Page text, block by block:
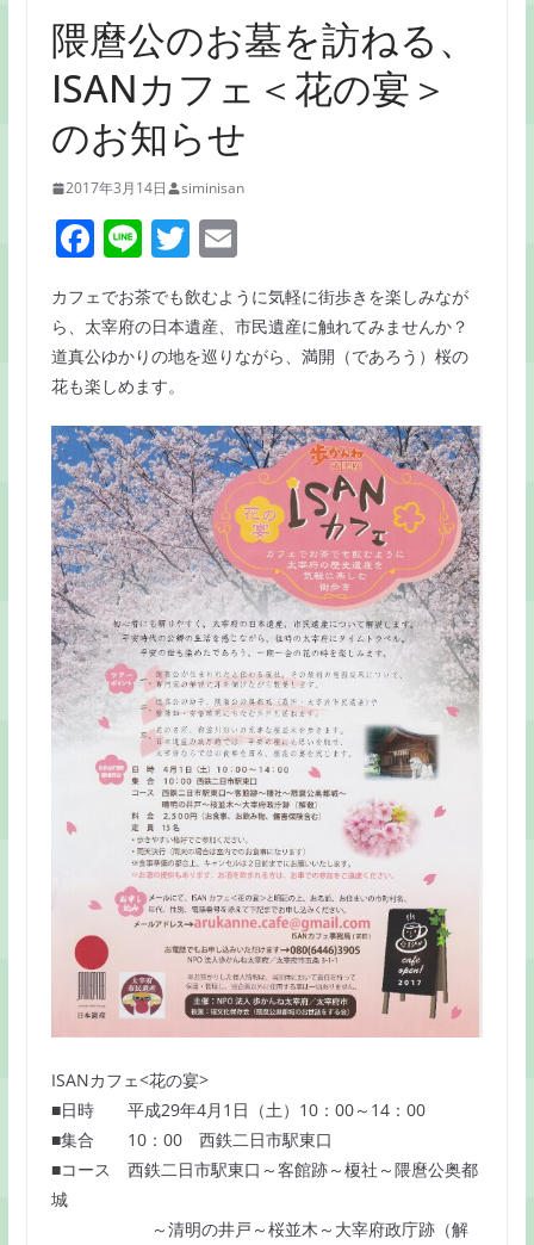
隈麿公のお墓を訪ねる、
ISANカフェ＜花の宴＞
のお知らせ
2017年3月14日 siminisan
F
c
e
b
o
o
k
Li
n
e
T
w
itt
er
E
m
ai
l
カフェでお茶でも飲むように気軽に街歩きを楽しみなが
ら、太宰府の日本遺産、市民遺産に触れてみませんか？
道真公ゆかりの地を巡りながら、満開（であろう）桜の
花も楽しめます。
ISANカフェ<花の宴>
■日時 平成29年4月1日（土）10：00～14：00
■集合 10：00 西鉄二日市駅東口
■コース 西鉄二日市駅東口～客館跡～榎社～隈麿公奥都
城
～清明の井戸～桜並木～大宰府政庁跡（解